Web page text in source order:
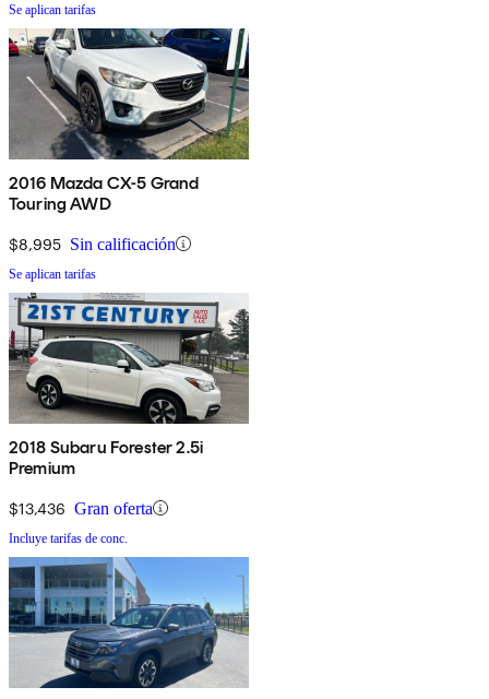
Se aplican tarifas
2016 Mazda CX-5 Grand
Touring AWD
$8,995 Sin calificación
Se aplican tarifas
2018 Subaru Forester 2.5i
Premium
$13,436 Gran oferta
Incluye tarifas de conc.